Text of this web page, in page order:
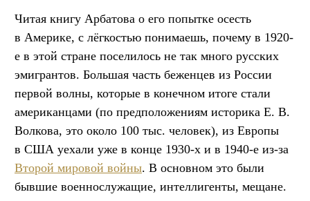
Читая книгу Арбатова о его попытке осесть
в Америке, с лёгкостью понимаешь, почему в 1920-
е в этой стране поселилось не так много русских
эмигрантов. Большая часть беженцев из России
первой волны, которые в конечном итоге стали
американцами (по предположениям историка Е. В.
Волкова, это около 100 тыс. человек), из Европы
в США уехали уже в конце 1930-х и в 1940-е из-за
Второй мировой войны. В основном это были
бывшие военнослужащие, интеллигенты, мещане.